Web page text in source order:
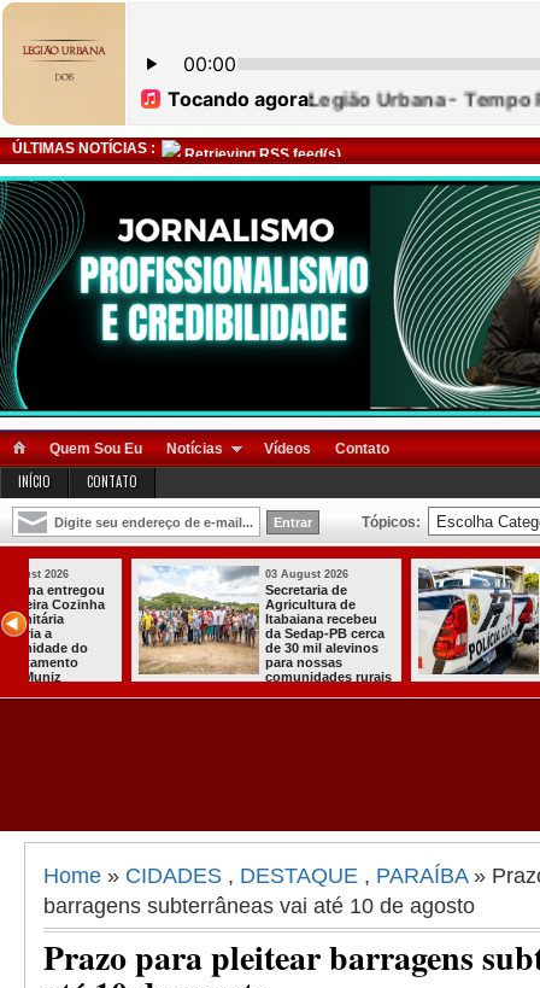
ÚLTIMAS NOTÍCIAS : Retrieving RSS feed(s)
Quem Sou Eu Notícias Vídeos Contato
INÍCIO CONTATO
Tópicos:
03 August 2026
Mulher em aparente
surto esfaqueia a
própria mãe em
João Pessoa
03 August 2026
PT oficializa
candidatura
para
quarto
presidente
Home » CIDADES , DESTAQUE , PARAÍBA»
barragens subterrâneas vai até 10 de agosto
Prazo para pleitear barragens